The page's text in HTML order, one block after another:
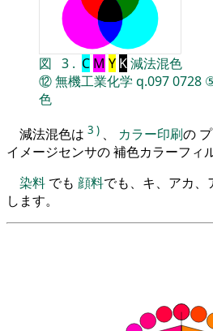
図 3 . C M Y K減法混色
⑫無機工業化学 q.0970728
色
減法混色は 3 ) 、 カラー印刷の
イメージセンサの 補色カラーフィ
染料 でも 顔料でも、キ、アカ
します。